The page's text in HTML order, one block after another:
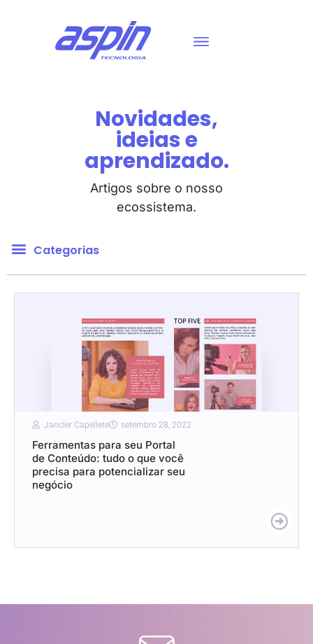
Novidades,
ideias e
aprendizado.
Artigos sobre o nosso
ecossistema.
Categorias
Jancler Capellete setembro 28, 2022
Ferramentas para seu Portal
de Conteúdo: tudo o que você
precisa para potencializar seu
negócio